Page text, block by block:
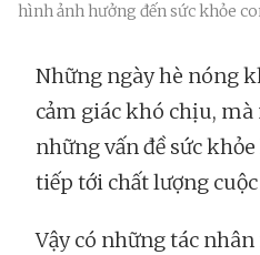
hình ảnh hưởng đến sức khỏe
Những ngày hè nóng
cảm giác khó chịu,
những vấn đề sức
tiếp tới chất lượng
Vậy có những tác